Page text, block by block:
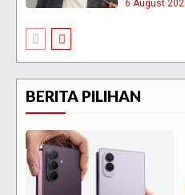
6 August
BERITA PILIHAN